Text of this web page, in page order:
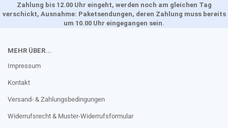
Zahlung bis 12.00 Uhr eingeht, werden noch am gleichen Tag
verschickt, Ausnahme: Paketsendungen, deren Zahlung muss bereits
um 10.00 Uhr eingegangen sein.
MEHR ÜBER...
Impressum
Kontakt
Versand- & Zahlungsbedingungen
Widerrufsrecht & Muster-Widerrufsformular